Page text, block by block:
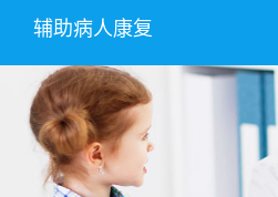
辅助病人康复